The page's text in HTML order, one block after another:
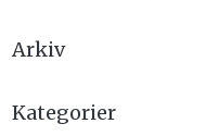
Arkiv
Kategorier